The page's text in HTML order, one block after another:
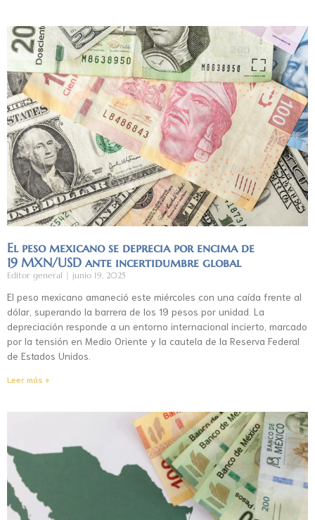
El peso mexicano se deprecia por encima de
19 MXN/USD ante incertidumbre global
Editor general junio 19, 2025
El peso mexicano amaneció este miércoles con una caída frente al
dólar, superando la barrera de los 19 pesos por unidad. La
depreciación responde a un entorno internacional incierto, marcado
por la tensión en Medio Oriente y la cautela de la Reserva Federal
de Estados Unidos.
Leer más »